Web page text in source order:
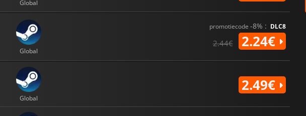
Global
Global
promotiecode -8% : DLC8
2.44€ 2.24€
Global
2.49€